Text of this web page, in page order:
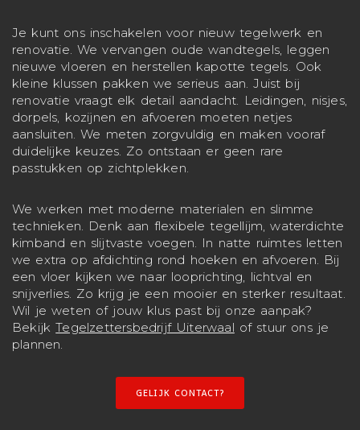
Je kunt ons inschakelen voor nieuw tegelwerk en
renovatie. We vervangen oude wandtegels, leggen
nieuwe vloeren en herstellen kapotte tegels. Ook
kleine klussen pakken we serieus aan. Juist bij
renovatie vraagt elk detail aandacht. Leidingen, nisjes,
dorpels, kozijnen en afvoeren moeten netjes
aansluiten. We meten zorgvuldig en maken vooraf
duidelijke keuzes. Zo ontstaan er geen rare
passtukken op zichtplekken.
We werken met moderne materialen en slimme
technieken. Denk aan flexibele tegellijm, waterdichte
kimband en slijtvaste voegen. In natte ruimtes letten
we extra op afdichting rond hoeken en afvoeren. Bij
een vloer kijken we naar looprichting, lichtval en
snijverlies. Zo krijg je een mooier en sterker resultaat.
Wil je weten of jouw klus past bij onze aanpak?
BekijkTegelzettersbedrijf Uiterwaal of stuur ons je
plannen.
GELIJK CONTACT?